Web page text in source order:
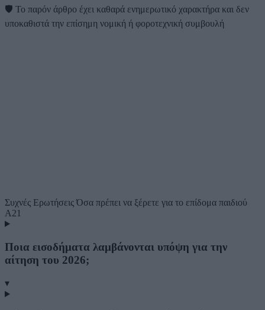
🛡️ Το παρόν άρθρο έχει καθαρά ενημερωτικό χαρακτήρα και δεν
υποκαθιστά την επίσημη νομική ή φοροτεχνική συμβουλή
Συχνές ΕρωτήσειςΌσα πρέπει να ξέρετε για το επίδομα παιδιού
Α21
Ποια εισοδήματα λαμβάνονται υπόψη για την
αίτηση του 2026;
▾